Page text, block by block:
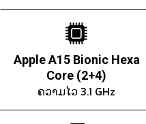
Apple A15 Bionic Hexa
Core (2+4)
ຄວາມໄວ 3.1 GHz